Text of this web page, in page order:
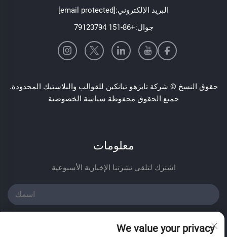
البريد الإلكتروني:[email protected]
جوال:+86-151 79123794
حقوق النسخ © شركة تايزهو تيانكين للقوالب والبلاستيك المحدودة.
جميع الحقوق محفوظة سياسة الخصوصية
معلومات
اشترك لتلقي نشرتنا الإخبارية الأسبوعية
We value your privacy